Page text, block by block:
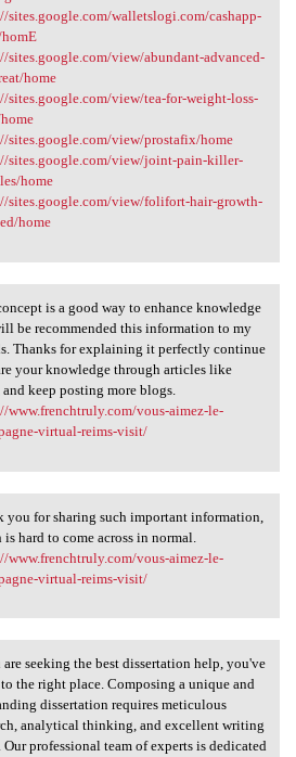
sites.google.com/walletslogi.com/cashapp-
sites.google.com/view/abundant-advanced-
home
sites.google.com/view/tea-for-weight-loss-
sites.google.com/view/prostafix/home
sites.google.com/view/joint-pain-killer-
home
sites.google.com/view/folifort-hair-growth-
home
is a good way to
is a good way to enhance knowledge
be recommended this information to my
Thanks for explaining it perfectly continue
your knowledge through articles like
and keep posting more blogs.
www.frenchtruly.com/vous-aimez-le-
virtual-reims-visit/
you for sharing such
you for sharing such important information,
hard to come across in normal.
www.frenchtruly.com/vous-aimez-le-
virtual-reims-visit/
seeking the best
seeking the best dissertation help, you've
the right place. Composing a unique and
dissertation requires meticulous
analytical thinking, and excellent writing
professional team of experts is dedicated